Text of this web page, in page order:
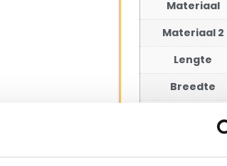
vleugje
en u deze
Materiaal
Materiaal 2
Lengte
Breedte